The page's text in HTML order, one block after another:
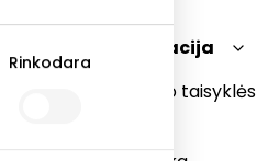
Rinkodara
Teisinė informacija
Prekybos centro taisyklės